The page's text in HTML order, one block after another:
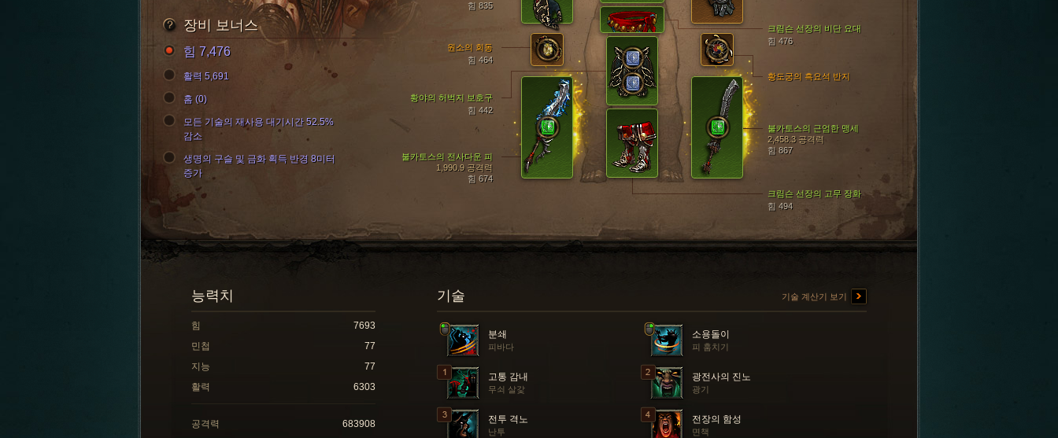
크림슨 선장의 고무 장화
힘 494
힘 835
황야의 허벅지 보호구
힘 442
불카토스의 전사다운 피
1,990.9 공격력
힘 674
불카토스의 근엄한 맹세
2,458.3 공격력
힘 867
크림슨 선장의 비단 요대
힘 476
황도궁의 흑요석 반지
원소의 회동
힘 464
장비 보너스
힘 7,476
활력 5,691
홈 (0)
모든 기술의 재사용 대기시간 52.5%
감소
생명의 구슬 및 금화 획득 반경 8미터
증가
기술 기술 계산기 보기
분쇄
피바다
소용돌이
피 훔치기
고통 감내
무쇠 살갗
광전사의 진노
광기
전투 격노
난투
전장의 함성
면책
능력치
힘
7693
민첩
77
지능
77
활력
6303
공격력
683908